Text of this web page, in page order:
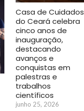
Casa de Cuidados
do Ceará celebra
cinco anos de
inauguração,
destacando
avanços e
conquistas em
palestras e
trabalhos
científicos
junho 25, 2026